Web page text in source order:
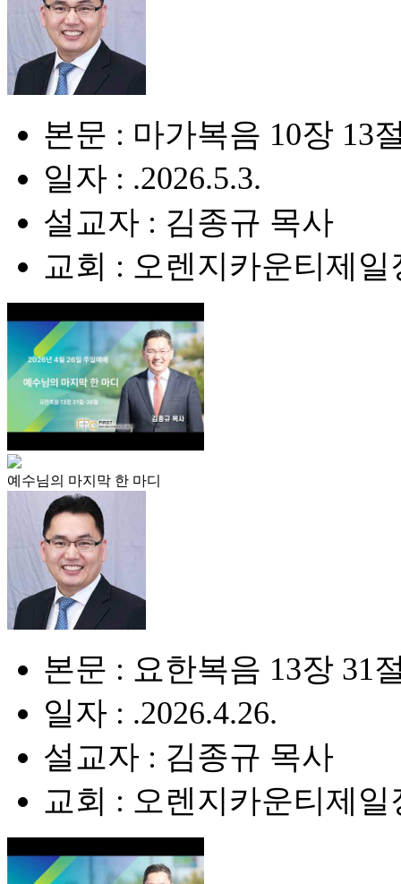
본문 : 마가복음 10장 13
일자 : .2026.5.3.
설교자 : 김종규 목사
교회 : 오렌지카운티제일
예수님의 마지막 한 마디
본문 : 요한복음 13장 31
일자 : .2026.4.26.
설교자 : 김종규 목사
교회 : 오렌지카운티제일